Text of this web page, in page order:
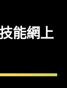
能網上